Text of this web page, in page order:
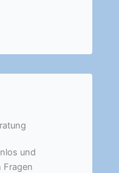
und
Fragen